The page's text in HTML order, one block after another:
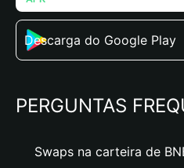
Descarga do Google Play
PERGUNTAS
Swaps na carteira de